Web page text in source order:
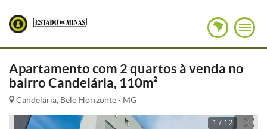
Apartamento com 2 quartos à venda no
bairro Candelária, 110m²
Candelária, Belo Horizonte - MG
1 / 12